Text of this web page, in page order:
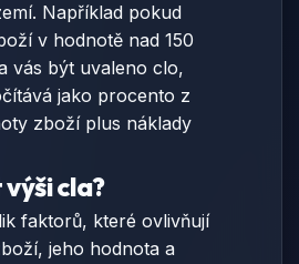
Například pokud
v hodnotě nad 150
vás být uvaleno clo,
jako procento z
zboží plus náklady
cla?
faktorů, které ovlivňují
jeho hodnota a